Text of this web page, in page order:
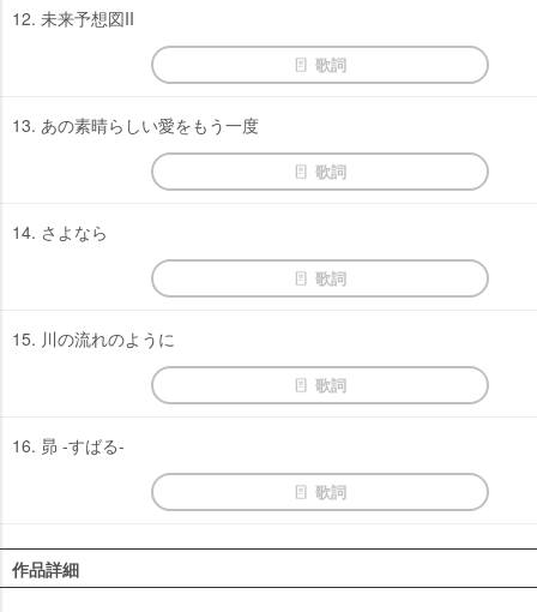
12. 未来予想図II
歌詞
13. あの素晴らしい愛をもう一度
歌詞
14. さよなら
歌詞
15. 川の流れのように
歌詞
16. 昴 -すばる-
歌詞
作品詳細